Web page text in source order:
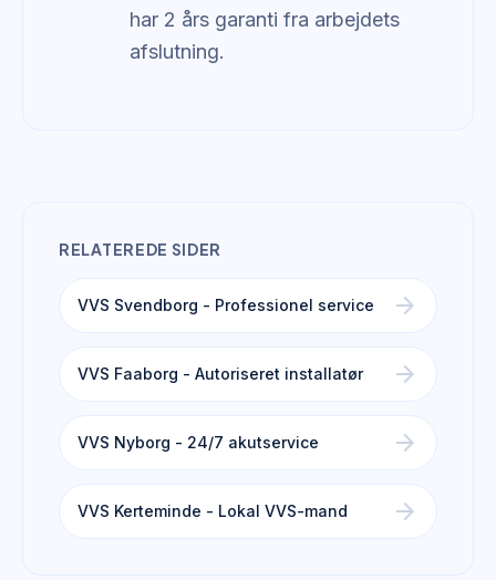
har 2 års garanti fra arbejdets
afslutning.
RELATEREDE SIDER
VVS Svendborg - Professionel service arrow_forward
VVS Faaborg - Autoriseret installatør arrow_forward
VVS Nyborg - 24/7 akutservice arrow_forward
VVS Kerteminde - Lokal VVS-mand arrow_forward